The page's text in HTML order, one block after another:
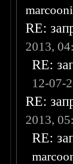
RE:
2013,
RE:
12-07-
RE:
2013,
RE: